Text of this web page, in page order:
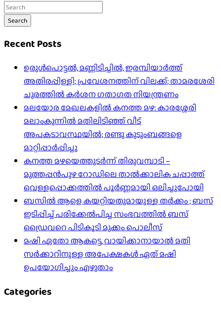
Search
Recent Posts
ഉരുൾപൊട്ടൽ, മണ്ണിടിച്ചിൽ, ഇരമ്പിയാര്‍ത്ത്
അതിരപ്പിള്ളി; പ്രവേശനത്തിന് വിലക്ക്; താമരശേരി
ചുരത്തില്‍ കര്‍ശന ഗതാഗത നിയന്ത്രണം
മലയോര മേഖലകളിൽ കനത്ത മഴ: കാരശ്ശേരി
മലാംകുന്നിൽ മതിലിടിഞ്ഞ് വീട്
അപകടാവസ്ഥയിൽ; രണ്ടു കുടുംബങ്ങളെ
മാറ്റിപ്പാർപ്പിച്ചു
കനത്ത മഴയെത്തുടർന്ന് തിരുവമ്പാടി –
മുത്തപ്പൻപുഴ റോഡിലെ താൽക്കാലിക ചപ്പാത്ത്
വെള്ളപ്പൊക്കത്തിൽ പൂർണ്ണമായി ഒലിച്ചുപോയി
ബസിൽ ആളെ കയറ്റിയതുമായുള്ള തർക്കം ; ബസ്
ഇടിപ്പിച്ച് പരിക്കേൽപിച്ച സംഭവത്തിൽ ബസ്
ഡ്രൈവറെ പിടികൂടി മുക്കം പൊലീസ്
മഷി ഏതോ ആകട്ടെ, വായിക്കാനായാൽ മതി​
സർക്കാറിനുള്ള അപേക്ഷകൾ ഏത് മഷി
ഉപയോഗിച്ചും എഴുതാം
Categories